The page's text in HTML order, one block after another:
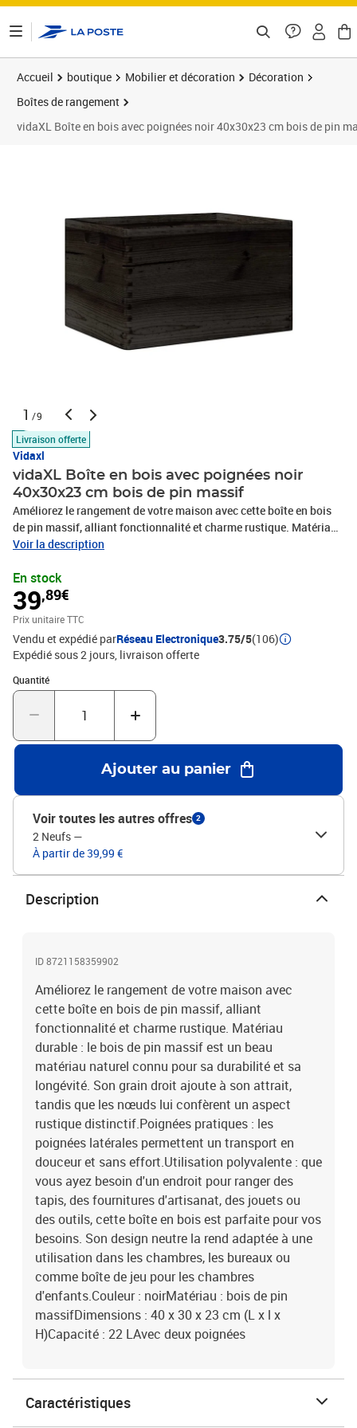
Accueil boutique Mobilier et décoration
Décoration
Boîtes de rangement
vidaXL Boîte en bois avec poignées noir 40x30x23 cm bois de pin
1 /9
Livraison offerte
Vidaxl
vidaXL Boîte en bois avec poignées noir
40x30x23 cm bois de pin massif
Améliorez le rangement de votre maison avec cette boîte en bois
de pin massif, alliant fonctionnalité et charme rustique. Matériau
durable : le bois de pin massif est un beau matériau naturel connu
attrait, tandis que les nœuds lui confèrent un aspect rustique
distinctif.Poignées pratiques : les poignées latérales permettent
un transport en douceur et sans effort.Utilisation polyvalente : que
vous ayez besoin d'un endroit pour ranger des tapis, des
fournitures d'artisanat, des jouets ou des outils, cette boîte en bois
est parfaite pour vos besoins. Son design neutre la rend adaptée à
une utilisation dans les chambres, les bureaux ou comme boîte de
jeu pour les chambres d'enfants.Couleur : noirMatériau : bois de
pin massifDimensions : 40 x 30 x 23 cm (L x l x H)Capacité : 22
Voir la description
En stock
39,89€
Prix unitaire TTC
Vendu et expédié parRéseau Electronique3.75/5(106)
Expédié sous 2 jours livraison offerte
Quantité
Quantité : 1
Ajouter au panier
Voir toutes les autres offres 2
2 Neufs —
À partir de 39,99 €
Description
ID 8721158359902
Améliorez le rangement de votre maison avec
cette boîte en bois de pin massif, alliant
fonctionnalité et charme rustique. Matériau
durable : le bois de pin massif est un beau
matériau naturel connu pour sa durabilité et sa
longévité. Son grain droit ajoute à son attrait,
tandis que les nœuds lui confèrent un aspect
rustique distinctif.Poignées pratiques : les
poignées latérales permettent un transport en
douceur et sans effort.Utilisation polyvalente : que
vous ayez besoin d'un endroit pour ranger des
tapis, des fournitures d'artisanat, des jouets ou
des outils, cette boîte en bois est parfaite pour vos
besoins. Son design neutre la rend adaptée à une
utilisation dans les chambres, les bureaux ou
comme boîte de jeu pour les chambres
d'enfants.Couleur : noirMatériau : bois de pin
massifDimensions : 40 x 30 x 23 cm (L x l x
H)Capacité : 22 LAvec deux poignées
Caractéristiques